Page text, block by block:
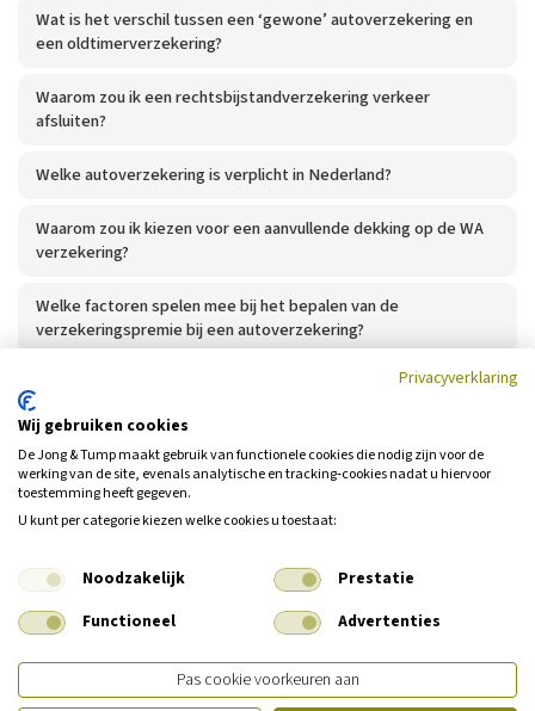
Wat is het verschil tussen een ‘gewone’ autoverzekering en
een oldtimerverzekering?
Waarom zou ik een rechtsbijstandverzekering verkeer
afsluiten?
Welke autoverzekering is verplicht in Nederland?
Waarom zou ik kiezen voor een aanvullende dekking op de WA
verzekering?
Welke factoren spelen mee bij het bepalen van de
verzekeringspremie bij een autoverzekering?
Heb ik een opzittende verzekering nodig voor mijn motorfiets?
Heeft u nog geen antwoord op uw
vraag?
Neem dan contact met ons op.
Privacyverklaring
Wij gebruiken cookies
De Jong & Tump maakt gebruik van functionele cookies die nodig zijn voor de
werking van de site, evenals analytische en tracking‑cookies nadat u hiervoor
toestemming heeft gegeven.
U kunt per categorie kiezen welke cookies u toestaat:
Noodzakelijk
Prestatie
Functioneel
Advertenties
Pas cookie voorkeuren aan